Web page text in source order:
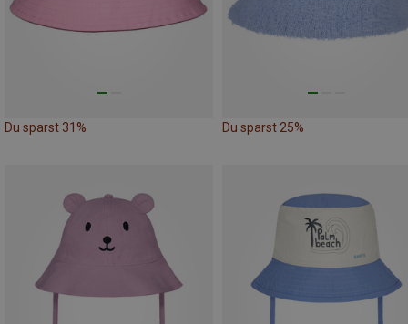
Du sparst 31% Du sparst 25%